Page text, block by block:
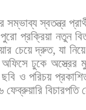
সম্ভাব্য স্বতন্ত্র
পুরো প্রক্রিয়া নতুন
চেয়ে দ্রুত,যা নিয়ে
অফিসে ঢুকে অস্ত্রের
ছবি ও পরিচয়
ফেব্রুয়ারি বিচারপতি